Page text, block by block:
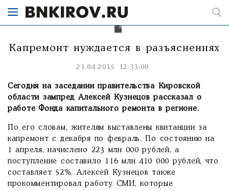
участники
заседания.
Капремонт нуждается в разъяснениях
21.04.2015 12:33:00
Сегодня на заседанииправительства Кировской
области зампред Алексей Кузнецов рассказал о
работе Фонда капитального ремонта в регионе.
По его словам, жителям выставлены квитанции за
капремонт с декабря по февраль. По состоянию на
1 апреля, начислено 223 млн 000 рублей, а
поступление составило 116 млн 410 000 рублей, что
составляет 52%. Алексей Кузнецов также
прокомментировал работу СМИ, которые